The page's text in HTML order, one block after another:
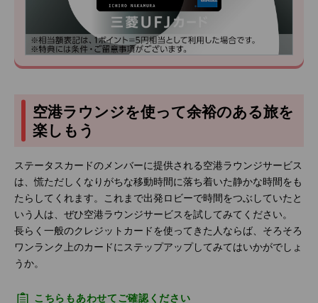
空港ラウンジを使って余裕のある旅を
楽しもう
ステータスカードのメンバーに提供される空港ラウンジサービス
は、慌ただしくなりがちな移動時間に落ち着いた静かな時間をも
たらしてくれます。これまで出発ロビーで時間をつぶしていたと
いう人は、ぜひ空港ラウンジサービスを試してみてください。
長らく一般のクレジットカードを使ってきた人ならば、そろそろ
ワンランク上のカードにステップアップしてみてはいかがでしょ
うか。
こちらもあわせてご確認ください